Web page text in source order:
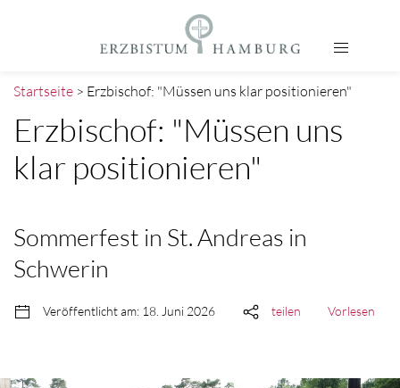
Startseite > Erzbischof: "Müssen uns klar positionieren"
Erzbischof: "Müssen uns
klar positionieren"
Sommerfest in St. Andreas in
Schwerin
Veröffentlicht am: 18. Juni 2026 teilen Vorlesen